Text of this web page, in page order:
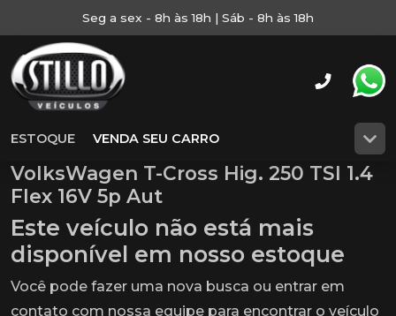
Seg a sex - 8h às 18h | Sáb - 8h às 18h
ESTOQUE VENDA SEU CARRO
VolksWagen T-Cross Hig. 250 TSI 1.4
Flex 16V 5p Aut
Este veículo não está mais
disponível em nosso estoque
Você pode fazer uma nova busca ou entrar em
contato com nossa equipe para encontrar o veículo